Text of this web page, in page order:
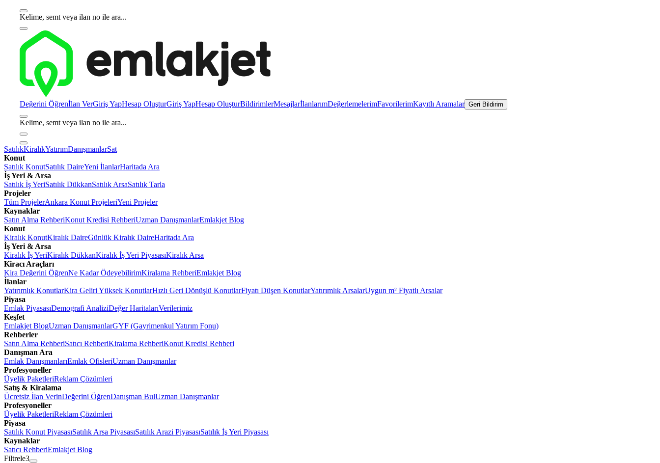
Kelime, semt veya ilan no ile ara...
Değerini Öğrenİlan VerGiriş YapHesap OluşturGiriş YapHesap OluşturBildirimlerMesajlarİlanlarımDeğerlemelerimFavorilerimKayıtlı Aramalar Geri Bildirim
Kelime, semt veya ilan no ile ara...
SatılıkKiralıkYatırımDanışmanlarSat
Konut
Satılık KonutSatılık DaireYeni İlanlarHaritada Ara
İş Yeri & Arsa
Satılık İş YeriSatılık DükkanSatılık ArsaSatılık Tarla
Projeler
Tüm ProjelerAnkara Konut ProjeleriYeni Projeler
Kaynaklar
Satın Alma RehberiKonut Kredisi RehberiUzman DanışmanlarEmlakjet Blog
Konut
Kiralık KonutKiralık DaireGünlük Kiralık DaireHaritada Ara
İş Yeri & Arsa
Kiralık İş YeriKiralık DükkanKiralık İş Yeri PiyasasıKiralık Arsa
Kiracı Araçları
Kira Değerini ÖğrenNe Kadar ÖdeyebilirimKiralama RehberiEmlakjet Blog
İlanlar
Yatırımlık KonutlarKira Geliri Yüksek KonutlarHızlı Geri Dönüşlü KonutlarFiyatı Düşen KonutlarYatırımlık ArsalarUygun m² Fiyatlı Arsalar
Piyasa
Emlak PiyasasıDemografi AnaliziDeğer HaritalarıVerilerimiz
Keşfet
Emlakjet BlogUzman DanışmanlarGYF (Gayrimenkul Yatırım Fonu)
Rehberler
Satın Alma RehberiSatıcı RehberiKiralama RehberiKonut Kredisi Rehberi
Danışman Ara
Emlak DanışmanlarıEmlak OfisleriUzman Danışmanlar
Profesyoneller
Üyelik PaketleriReklam Çözümleri
Satış & Kiralama
Ücretsiz İlan VerinDeğerini ÖğrenDanışman BulUzman Danışmanlar
Profesyoneller
Üyelik PaketleriReklam Çözümleri
Piyasa
Satılık Konut PiyasasıSatılık Arsa PiyasasıSatılık Arazi PiyasasıSatılık İş Yeri Piyasası
Kaynaklar
Satıcı RehberiEmlakjet Blog
Filtrele3